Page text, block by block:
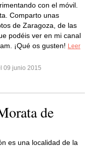
con el móvil.
Comparto unas
de Zaragoza, de las
podéis ver en mi canal
¡Qué os gusten! Leer
09 junio 2015
de
es una localidad de la